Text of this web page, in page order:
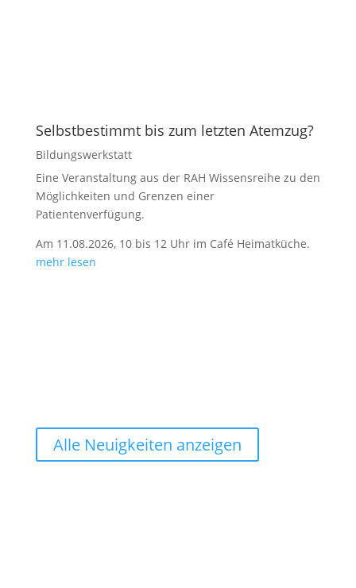
Selbstbestimmt bis zum letzten Atemzug?
Bildungswerkstatt
Eine Veranstaltung aus der RAH Wissensreihe zu den
Möglichkeiten und Grenzen einer
Patientenverfügung.
Am 11.08.2026, 10 bis 12 Uhr im Café Heimatküche.
mehr lesen
Alle Neuigkeiten anzeigen